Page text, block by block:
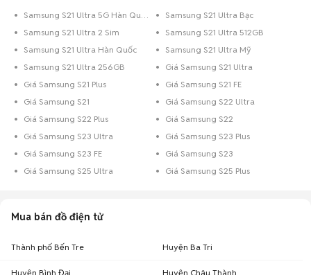
Samsung S21 Ultra 5G Hàn Quốc
Samsung S21 Ultra Bạc
Samsung S21 Ultra 2 Sim
Samsung S21 Ultra 512GB
Samsung S21 Ultra Hàn Quốc
Samsung S21 Ultra Mỹ
Samsung S21 Ultra 256GB
Giá Samsung S21 Ultra
Giá Samsung S21 Plus
Giá Samsung S21 FE
Giá Samsung S21
Giá Samsung S22 Ultra
Giá Samsung S22 Plus
Giá Samsung S22
Giá Samsung S23 Ultra
Giá Samsung S23 Plus
Giá Samsung S23 FE
Giá Samsung S23
Giá Samsung S25 Ultra
Giá Samsung S25 Plus
Mua bán đồ điện tử
Thành phố Bến Tre Huyện Ba Tri
Huyện Bình Đại Huyện Châu Thành